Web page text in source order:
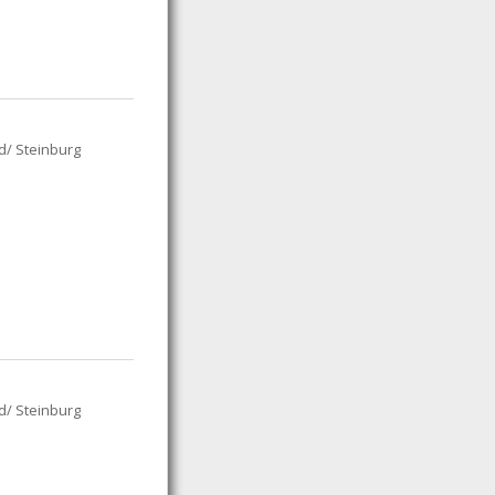
Steinburg
Steinburg